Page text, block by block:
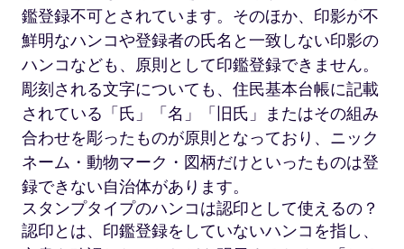
鑑登録不可とされています。そのほか、印影が不
鮮明なハンコや登録者の氏名と一致しない印影の
ハンコなども、原則として印鑑登録できません。
彫刻される文字についても、住民基本台帳に記載
されている「氏」「名」「旧氏」またはその組み
合わせを彫ったものが原則となっており、ニック
ネーム・動物マーク・図柄だけといったものは登
録できない自治体があります。
スタンプタイプのハンコは認印として使えるの？
認印とは、印鑑登録をしていないハンコを指し、